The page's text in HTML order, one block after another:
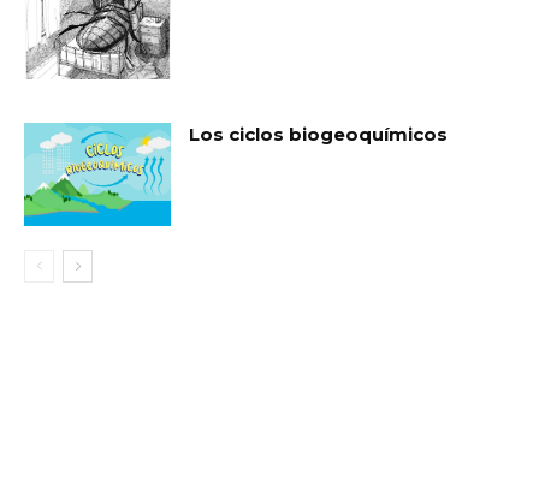
Los ciclos biogeoquímicos